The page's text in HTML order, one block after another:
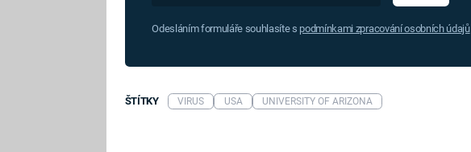
Odesláním formuláře souhlasíte s podmínkami zpracování osobních údajů
ŠTÍTKY VIRUS USA UNIVERSITY OF ARIZONA